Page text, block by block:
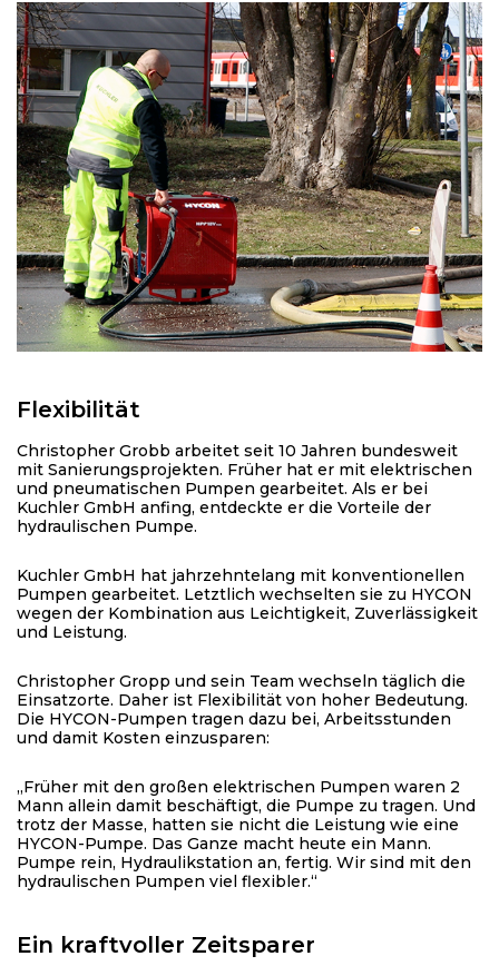
Flexibilität
Christopher Grobb arbeitet seit 10 Jahren bundesweit
mit Sanierungsprojekten. Früher hat er mit elektrischen
und pneumatischen Pumpen gearbeitet. Als er bei
Kuchler GmbH anfing, entdeckte er die Vorteile der
hydraulischen Pumpe.
Kuchler GmbH hat jahrzehntelang mit konventionellen
Pumpen gearbeitet. Letztlich wechselten sie zu HYCON
wegen der Kombination aus Leichtigkeit, Zuverlässigkeit
und Leistung.
Christopher Gropp und sein Team wechseln täglich die
Einsatzorte. Daher ist Flexibilität von hoher Bedeutung.
Die HYCON-Pumpen tragen dazu bei, Arbeitsstunden
und damit Kosten einzusparen:
„Früher mit den großen elektrischen Pumpen waren 2
Mann allein damit beschäftigt, die Pumpe zu tragen. Und
trotz der Masse, hatten sie nicht die Leistung wie eine
HYCON-Pumpe. Das Ganze macht heute ein Mann.
Pumpe rein, Hydraulikstation an, fertig. Wir sind mit den
hydraulischen Pumpen viel flexibler.“
Ein kraftvoller Zeitsparer